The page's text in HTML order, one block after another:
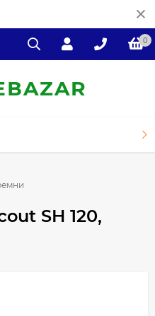
0
ВAZAR
SH 120,